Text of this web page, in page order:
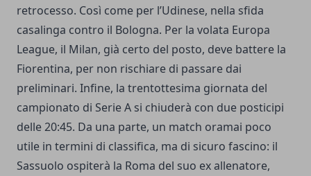
retrocesso. Così come per l’Udinese, nella sfida
casalinga contro il Bologna. Per la volata Europa
League, il Milan, già certo del posto, deve battere la
Fiorentina, per non rischiare di passare dai
preliminari. Infine, la trentottesima giornata del
campionato di Serie A si chiuderà con due posticipi
delle 20:45. Da una parte, un match oramai poco
utile in termini di classifica, ma di sicuro fascino: il
Sassuolo ospiterà la Roma del suo ex allenatore,